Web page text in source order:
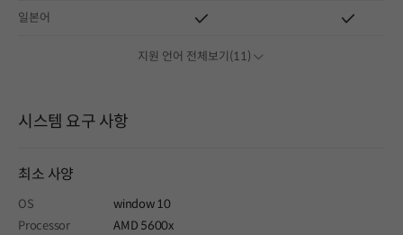
일본어
지원 언어 전체보기(11)
시스템 요구 사항
최소 사양
OS
window 10
Processor
AMD 5600x